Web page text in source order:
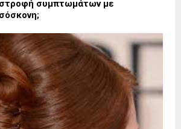
συμπτωμάτων με